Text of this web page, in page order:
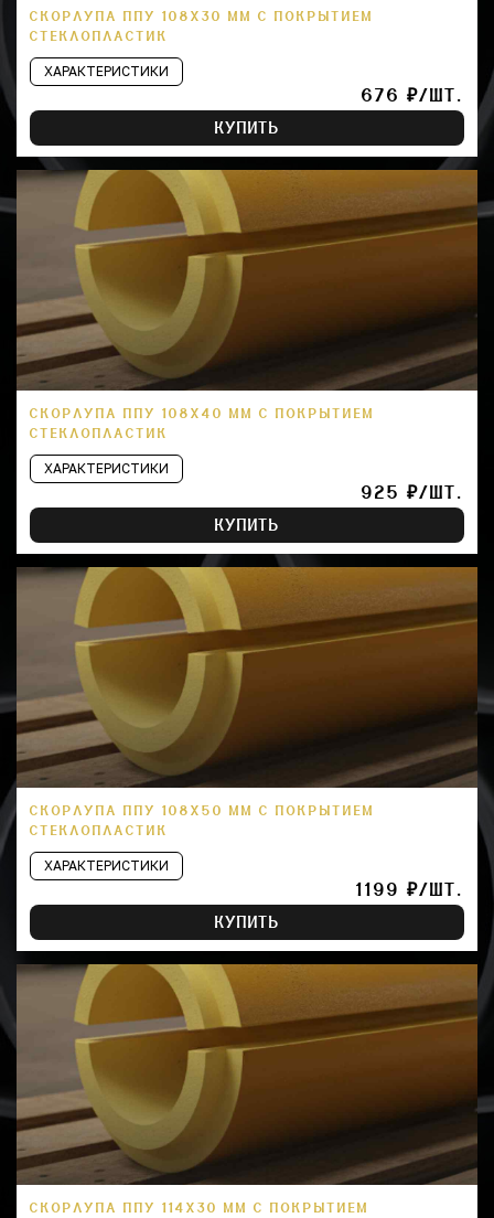
СКОРЛУПА ППУ 108Х30 ММ С ПОКРЫТИЕМ
СТЕКЛОПЛАСТИК
ХАРАКТЕРИСТИКИ
676 ₽/ШТ.
КУПИТЬ
СКОРЛУПА ППУ 108Х40 ММ С ПОКРЫТИЕМ
СТЕКЛОПЛАСТИК
ХАРАКТЕРИСТИКИ
925 ₽/ШТ.
КУПИТЬ
СКОРЛУПА ППУ 108Х50 ММ С ПОКРЫТИЕМ
СТЕКЛОПЛАСТИК
ХАРАКТЕРИСТИКИ
1199 ₽/ШТ.
КУПИТЬ
СКОРЛУПА ППУ 114Х30 ММ С ПОКРЫТИЕМ